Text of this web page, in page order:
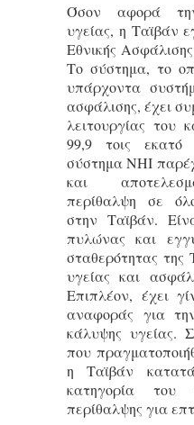
Όσον αφορά
υγείας, η Ταϊβάν
Εθνικής
Το σύστημα, το
υπάρχοντα
ασφάλισης, έχει
λειτουργίας του
99,9 τοις
σύστημα NHI
και
περίθαλψη σε
στην Ταϊβάν.
πυλώνας και
σταθερότητας της
υγείας και
Επιπλέον, έχει
αναφοράς για
κάλυψης υγείας.
που
η Ταϊβάν
κατηγορία του
περίθαλψης για